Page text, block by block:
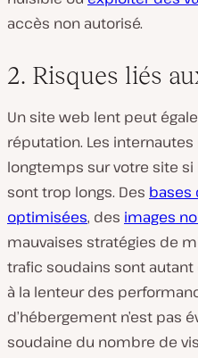
accès non autorisé.
2. Risques liés
Un site web lent peut
réputation. Les
longtemps sur votre site
sont trop longs. Des bases
optimisées, des images
mauvaises stratégies de
trafic soudains sont
à la lenteur des
d’hébergement n’est pas
soudaine du nombre de